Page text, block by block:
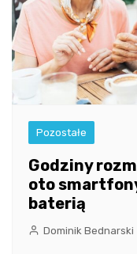
Pozostałe
Godziny
oto
baterią
Dominik Bednarski